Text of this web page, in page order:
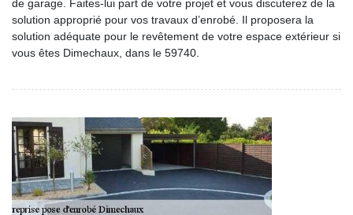
de garage. Faites-lui part de votre projet et vous discuterez de la
solution approprié pour vos travaux d’enrobé. Il proposera la
solution adéquate pour le revêtement de votre espace extérieur si
vous êtes Dimechaux, dans le 59740.